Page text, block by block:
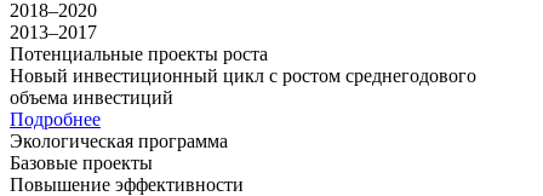
2018–2020
2013–2017
Потенциальные проекты роста
Новый инвестиционный цикл с ростом среднегодового
объема инвестиций
Подробнее
Экологическая программа
Базовые проекты
Повышение эффективности